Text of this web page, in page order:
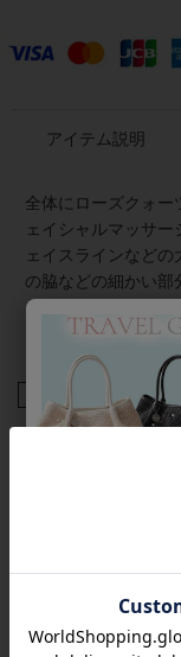
アイテム説明
全体にローズクォー
ェイシャルマッサ
ェイスラインなど
の脇などの細かい部
★専用BOX付き
2129533-